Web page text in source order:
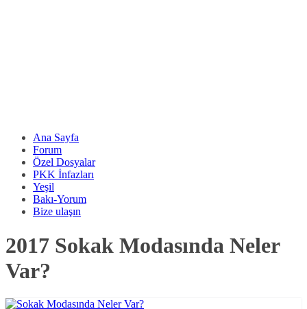
Ana Sayfa
Forum
Özel Dosyalar
PKK İnfazları
Yeşil
Bakı-Yorum
Bize ulaşın
2017 Sokak Modasında Neler
Var?